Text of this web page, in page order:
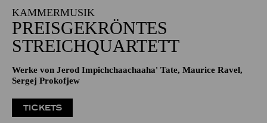
KAMMERMUSIK
PREISGEKRÖNTES
STREICHQUARTETT
Werke von Jerod Impichchaachaaha' Tate, Maurice Ravel,
Sergej Prokofjew
TICKETS